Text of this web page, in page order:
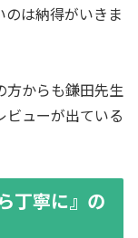
は納得がいきま
方からも鎌田先生
ューが出ている
丁寧に』の